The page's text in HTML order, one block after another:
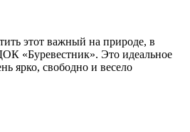
этот важный на природе, в
«Буревестник». Это идеальное
ярко, свободно и весело